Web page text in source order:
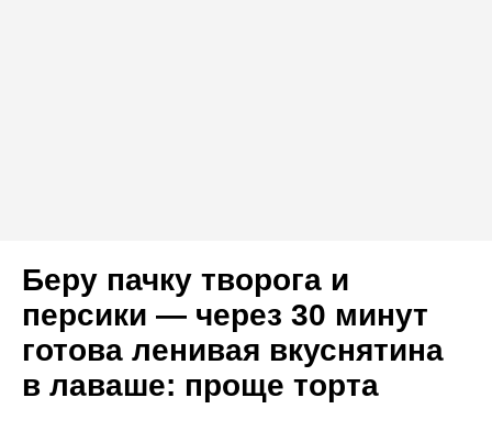
Беру пачку творога и
персики — через 30 минут
готова ленивая вкуснятина
в лаваше: проще торта